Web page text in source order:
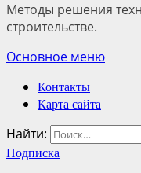
Методы решения
строительстве.
Основное меню
Контакты
Карта сайта
Найти:
Подписка